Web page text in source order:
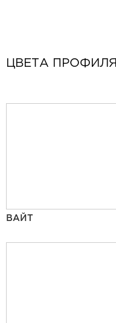
ЦВЕТА ПРОФИЛЯ
ВАЙТ